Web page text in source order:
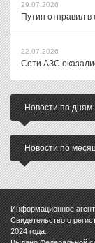
29.07.2026
Путин отправил в
22.07.2026
Сети АЗС
Новости по дням
Новости по
Информационное
Свидетельство о
2024 года.